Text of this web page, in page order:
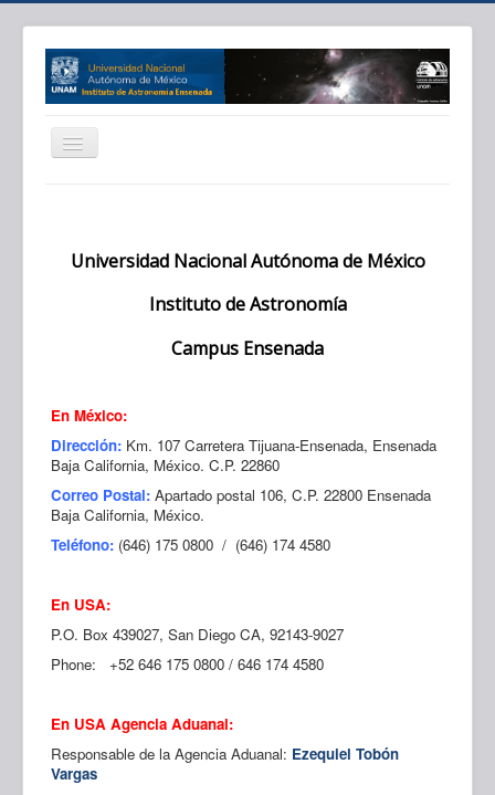
Investigación
Areas Apoyo
Asu. Internos
Sedes
UNAM
Universidad Nacional Autónoma de México
Instituto de Astronomía
Campus Ensenada
En México:
Dirección: Km. 107 Carretera Tijuana-Ensenada, Ensenada
Baja California, México. C.P. 22860
Correo Postal: Apartado postal 106, C.P. 22800 Ensenada
Baja California, México.
Teléfono: (646) 175 0800 / (646) 174 4580
En USA:
P.O. Box 439027, San Diego CA, 92143-9027
Phone: +52 646 175 0800 / 646 174 4580
En USA Agencia Aduanal:
Responsable de la Agencia Aduanal: Ezequiel Tobón
Vargas